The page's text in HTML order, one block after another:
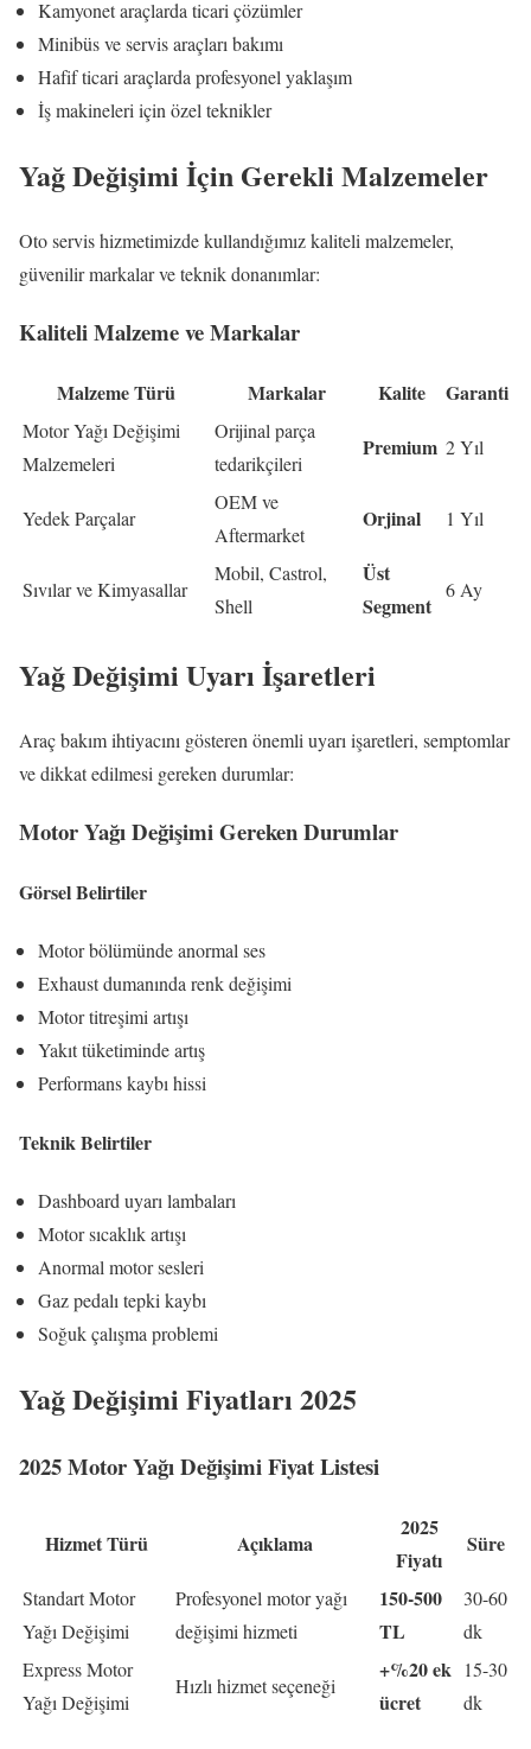
Kamyonet araçlarda ticari çözümler
Minibüs ve servis araçları bakımı
Hafif ticari araçlarda profesyonel yaklaşım
İş makineleri için özel teknikler
Yağ Değişimi İçin Gerekli Malzemeler
Oto servis hizmetimizde kullandığımız kaliteli malzemeler,
güvenilir markalar ve teknik donanımlar:
Kaliteli Malzeme ve Markalar
Malzeme Türü Markalar Kalite Garanti
Motor Yağı Değişimi
Malzemeleri
Orijinal parça
tedarikçileri
Premium 2 Yıl
Yedek Parçalar
OEM ve
Aftermarket
Orjinal 1 Yıl
Sıvılar ve Kimyasallar
Mobil, Castrol,
Shell
Üst
Segment
6 Ay
Yağ Değişimi Uyarı İşaretleri
Araç bakım ihtiyacını gösteren önemli uyarı işaretleri, semptomlar
ve dikkat edilmesi gereken durumlar:
Motor Yağı Değişimi Gereken Durumlar
Görsel Belirtiler
Motor bölümünde anormal ses
Exhaust dumanında renk değişimi
Motor titreşimi artışı
Yakıt tüketiminde artış
Performans kaybı hissi
Teknik Belirtiler
Dashboard uyarı lambaları
Motor sıcaklık artışı
Anormal motor sesleri
Gaz pedalı tepki kaybı
Soğuk çalışma problemi
Yağ Değişimi Fiyatları 2025
2025 Motor Yağı Değişimi Fiyat Listesi
Hizmet Türü Açıklama
2025
Fiyatı
Süre
Standart Motor
Yağı Değişimi
Profesyonel motor yağı
değişimi hizmeti
150-500
TL
30-60
dk
Express Motor
Yağı Değişimi
Hızlı hizmet seçeneği
+%20 ek
ücret
15-30
dk